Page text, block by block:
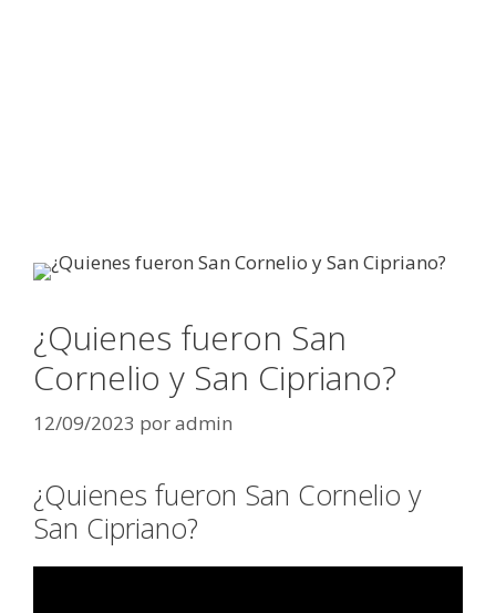
¿Quienes fueron San
Cornelio y San Cipriano?
12/09/2023 poradmin
¿Quienes fueron San Cornelio y
San Cipriano?